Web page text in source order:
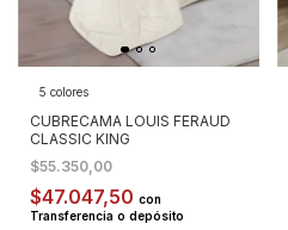
5 colores
CUBRECAMA LOUIS FERAUD
CLASSIC KING
$55.350,00
$47.047,50 con
Transferencia o depósito